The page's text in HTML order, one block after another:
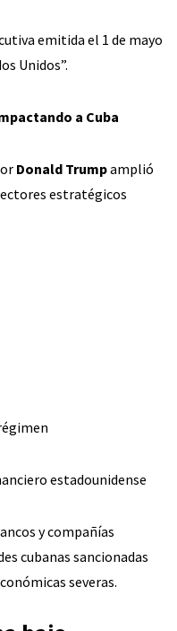
emitida el 1 de mayo
Unidos”.
a Cuba
Donald Trumpamplió
estratégicos
estadounidense
y compañías
cubanas sancionadas
severas.